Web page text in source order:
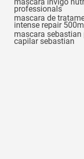
professionals
mascara de
intense repair
mascara
capilar sebastian